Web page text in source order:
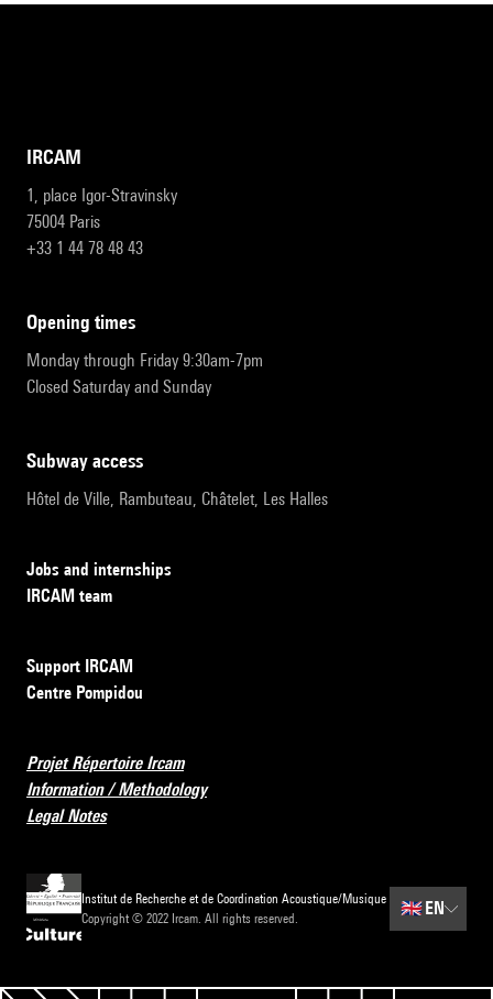
IRCAM
1, place Igor-Stravinsky
75004 Paris
+33 1 44 78 48 43
opening times
Monday through Friday 9:30am-7pm
Closed Saturday and Sunday
subway access
Hôtel de Ville, Rambuteau, Châtelet, Les Halles
Jobs and internships
IRCAM team
Support IRCAM
Centre Pompidou
Projet Répertoire Ircam
Information / Methodology
Legal Notes
Institut de Recherche et de Coordination Acoustique/Musique
Copyright © 2022 Ircam. All rights reserved.
🇬🇧 EN